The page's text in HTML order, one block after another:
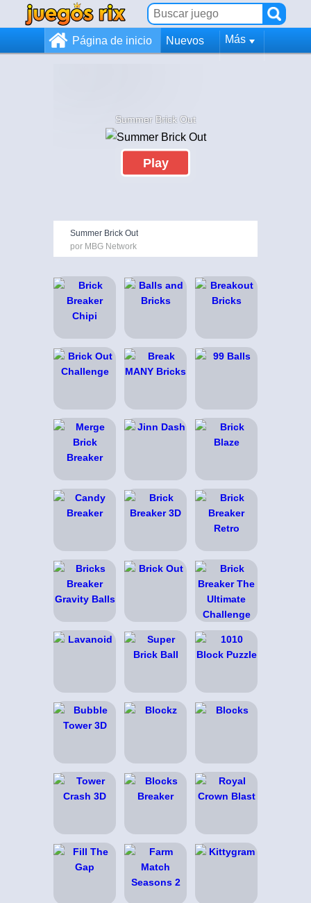
Página de inicio Nuevos Más
Summer Brick Out
Play
Summer Brick Out
por MBG Network